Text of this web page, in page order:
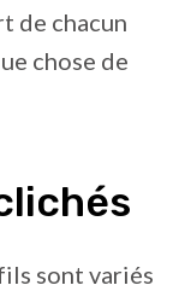
de chacun
chose de
sont variés